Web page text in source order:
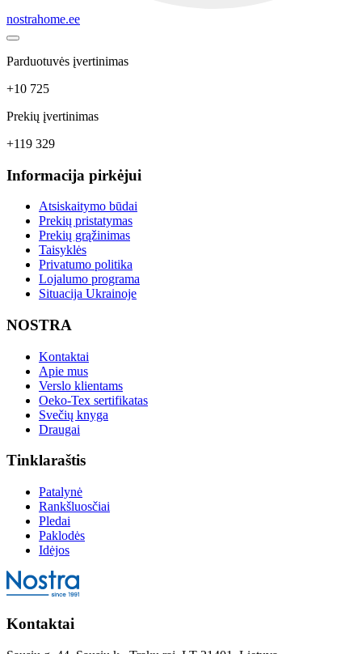
nostrahome.ee
Parduotuvės įvertinimas
+10 725
Prekių įvertinimas
+119 329
Informacija pirkėjui
Atsiskaitymo būdai
Prekių pristatymas
Prekių grąžinimas
Taisyklės
Privatumo politika
Lojalumo programa
Situacija Ukrainoje
NOSTRA
Kontaktai
Apie mus
Verslo klientams
Oeko-Tex sertifikatas
Svečių knyga
Draugai
Tinklaraštis
Patalynė
Rankšluosčiai
Pledai
Paklodės
Idėjos
Kontaktai